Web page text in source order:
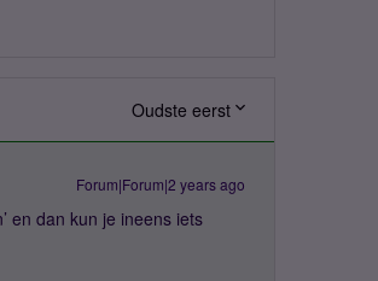
Oudste eerst
Forum|Forum|2 years ago
en dan kun je ineens iets